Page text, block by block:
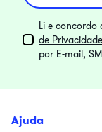
Li e concordo
de Privacidade
por E-mail,
Ajuda